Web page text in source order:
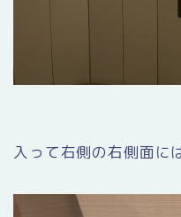
入って右側の右側面に